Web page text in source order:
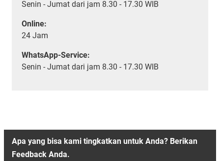
Senin - Jumat dari jam 8.30 - 17.30 WIB
Online:
24 Jam
WhatsApp-Service:
Senin - Jumat dari jam 8.30 - 17.30 WIB
Apa yang bisa kami tingkatkan untuk Anda? Berikan
Feedback Anda.